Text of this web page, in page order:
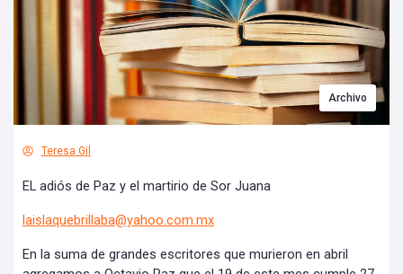
Archivo
Teresa Gil
EL adiós de Paz y el martirio de Sor Juana
laislaquebrillaba@yahoo.com.mx
En la suma de grandes escritores que murieron en abril